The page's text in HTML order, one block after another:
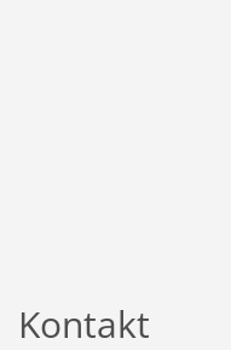
Kontakt